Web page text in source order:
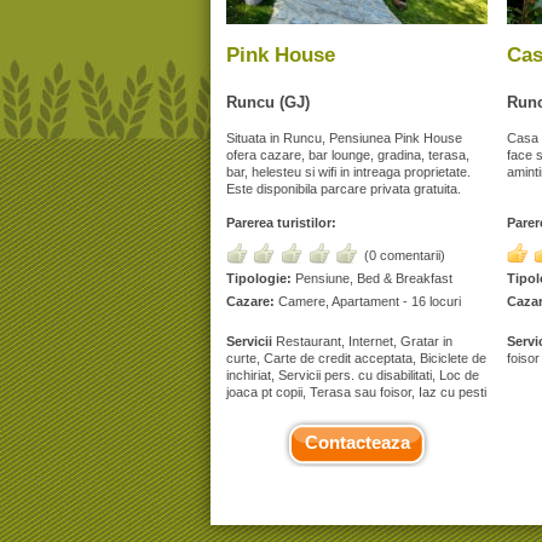
Pink House
Runcu (GJ)
Situata in Runcu, Pensiunea Pink House
ofera cazare, bar lounge, gradina, terasa,
bar, helesteu si wifi in intreaga proprietate.
Este disponibila parcare privata gratuita.
Parerea turistilor:
(0 comentarii)
Tipologie: Pensiune, Bed & Breakfast
Cazare: Camere, Apartament - 16 locuri
Servicii Restaurant, Internet, Gratar in
curte, Carte de credit acceptata, Biciclete de
inchiriat, Servicii pers. cu disabilitati, Loc de
joaca pt copii, Terasa sau foisor, Iaz cu pesti
Contacteaza
Casa
face
foisor